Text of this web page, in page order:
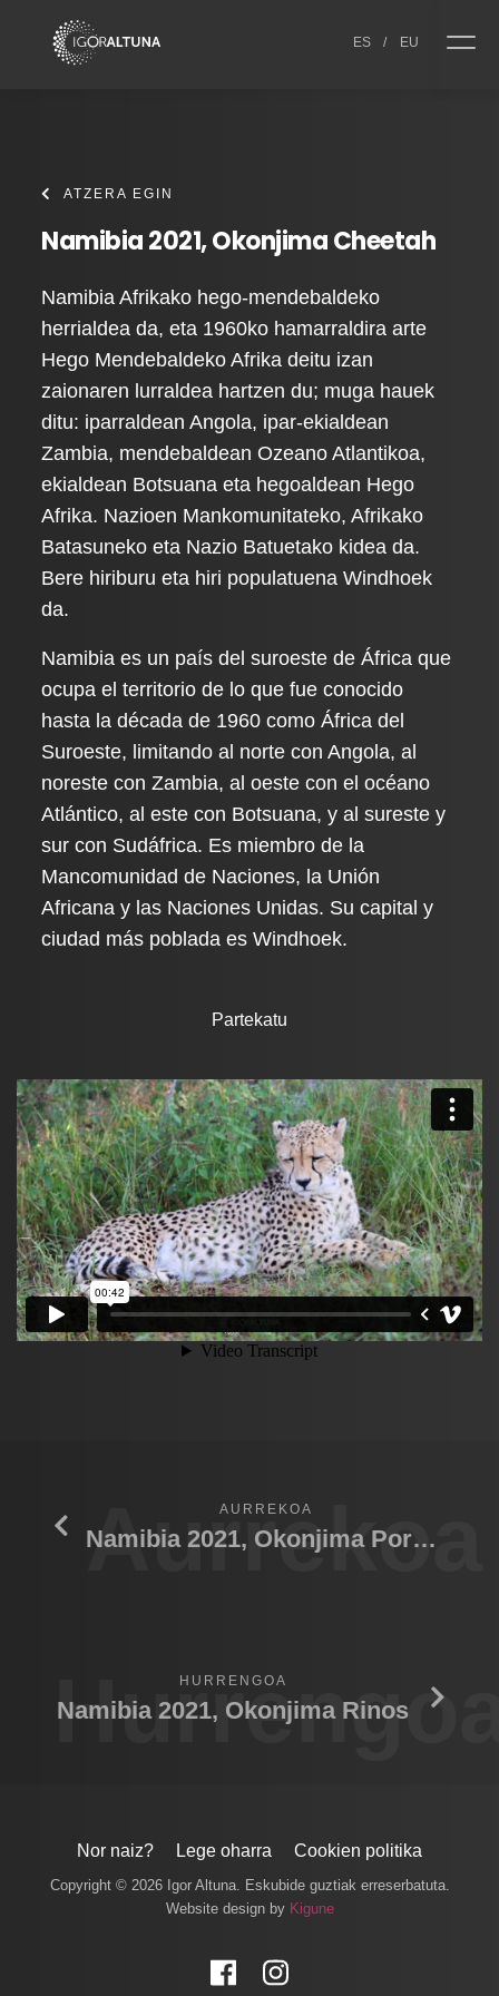
ES / EU
ATZERA EGIN
Namibia 2021, Okonjima Cheetah
Namibia Afrikako hego-mendebaldeko
herrialdea da, eta 1960ko hamarraldira arte
Hego Mendebaldeko Afrika deitu izan
zaionaren lurraldea hartzen du; muga hauek
ditu: iparraldean Angola, ipar-ekialdean
Zambia, mendebaldean Ozeano Atlantikoa,
ekialdean Botsuana eta hegoaldean Hego
Afrika. Nazioen Mankomunitateko, Afrikako
Batasuneko eta Nazio Batuetako kidea da.
Bere hiriburu eta hiri populatuena Windhoek
da.
Namibia es un país del suroeste de África que
ocupa el territorio de lo que fue conocido
hasta la década de 1960 como África del
Suroeste, limitando al norte con Angola, al
noreste con Zambia, al oeste con el océano
Atlántico, al este con Botsuana, y al sureste y
sur con Sudáfrica. Es miembro de la
Mancomunidad de Naciones, la Unión
Africana y las Naciones Unidas. Su capital y
ciudad más poblada es Windhoek.
Partekatu
Aurrekoa
AURREKOA
Namibia 2021, Okonjima Porcupine
HURRENGOA
Namibia 2021, Okonjima Rinos
Nor naiz? Lege oharra Cookien politika
Copyright © 2026 Igor Altuna. Eskubide guztiak erreserbatuta.
Website design by Kigune
Facebook
Instagram